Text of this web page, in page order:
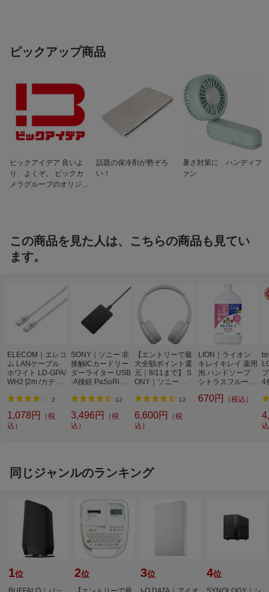
セキュリティ規格
WPA3
macOS 11以降
iOS 17/16/15
iPadOS 17
Android 9以降
対応機種
スマートフォン、タブレット、PC
PlayStation Portal リモートプレーヤー
付属品
スタンド、ACアダプター、LANケーブル
［周波数範囲（チャンネル）］
5GHz：
W56 100/104/108/112/116/120/124/12
8/132/136/140ch（5500〜5720MHz）
W56(新電波法対応) 144ch
1〜13ch (2412〜2472MHz)
※電波法によりW52/53は屋外使用禁止
です。
仕様2
［セキュリティー］
WPA2 Personal
WPA2/WPA3 Personal
WPA/WPA2 Personal
MACアクセス制限 (最大登録許可台数：
64台)
ャーモード、中継機能
仕様3
［ネット脅威ブロッカー］ネット脅威ブ
ロッカー2 ベーシック
［電源］AC100V 50/60Hz
［消費電力］14.4W(最大)
ピックアップ商品
ビックアイデア 良いよ
り、よくぞ。 ビックカ
メラグループのオリジナ
話題の保冷剤が勢ぞろ
い！
暑さ対策に ハンディフ
ァン
この商品を見た人は、こちらの商品も見てい
ます。
ELECOM｜エレコ
ム LANケーブル
ホワイト LD-GPA/
WH2 [2m /カテゴ
ード]
2
1,078円
（税
込）
SONY｜ソニー 非
接触ICカードリー
ダーライター USB
-A接続 PaSoRi
00 [マイナンバー
カード対応]
12
3,496円
（税
込）
【エントリーで最
大全額ポイント還
元｜8/11まで】 S
ONY｜ソニー ブ
ドホン ホワイト
WH-CH520 WZ
[オーバーヘッド型
/Bluetooth対応]
12
6,600円
（税
込）
LION｜ライオン
キレイキレイ 薬用
泡 ハンドソープ
シトラスフルーテ
大容量 特大 800ml
670円 （税込）
4
同じジャンルのランキング
1位 2位 3位 4位